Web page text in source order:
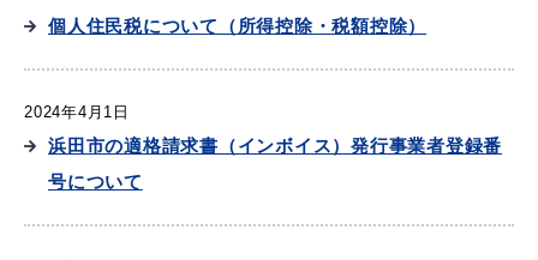
個人住民税について（所得控除・税額控除）
2024年4月1日
浜田市の適格請求書（インボイス）発行事業者登録番
号について